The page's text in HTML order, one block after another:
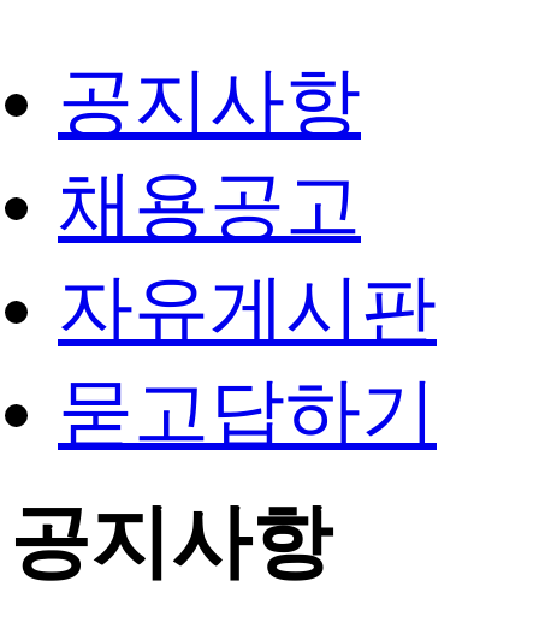
공지사항
채용공고
자유게시판
묻고답하기
공지사항